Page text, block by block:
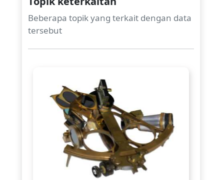
Beberapa topik yang terkait dengan data
tersebut